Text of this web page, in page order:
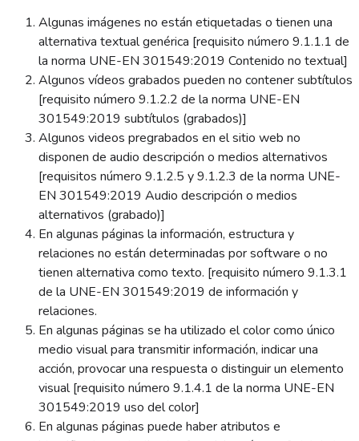
Algunas imágenes no están etiquetadas o tienen una
alternativa textual genérica [requisito número 9.1.1.1 de
la norma UNE-EN 301549:2019 Contenido no textual]
Algunos vídeos grabados pueden no contener subtítulos
[requisito número 9.1.2.2 de la norma UNE-EN
301549:2019 subtítulos (grabados)]
Algunos videos pregrabados en el sitio web no
disponen de audio descripción o medios alternativos
[requisitos número 9.1.2.5 y 9.1.2.3 de la norma UNE-
EN 301549:2019 Audio descripción o medios
alternativos (grabado)]
En algunas páginas la información, estructura y
relaciones no están determinadas por software o no
tienen alternativa como texto. [requisito número 9.1.3.1
de la UNE-EN 301549:2019 de información y
relaciones.
En algunas páginas se ha utilizado el color como único
medio visual para transmitir información, indicar una
acción, provocar una respuesta o distinguir un elemento
visual [requisito número 9.1.4.1 de la norma UNE-EN
301549:2019 uso del color]
En algunas páginas puede haber atributos e